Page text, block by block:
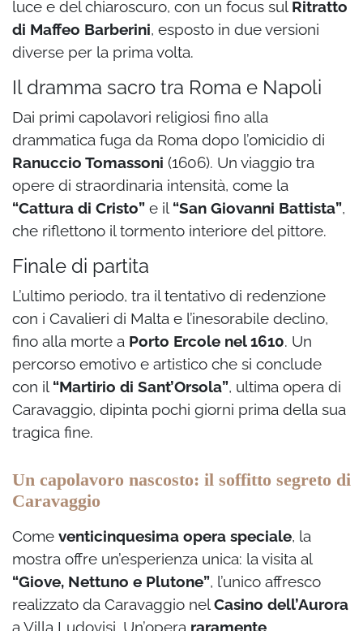
luce e del chiaroscuro, con un focus sul Ritratto
di Maffeo Barberini, esposto in due versioni
diverse per la prima volta.
Il dramma sacro tra Roma e Napoli
Dai primi capolavori religiosi fino alla
drammatica fuga da Roma dopo l’omicidio di
Ranuccio Tomassoni (1606). Un viaggio tra
opere di straordinaria intensità, come la
“Cattura di Cristo” e il “San Giovanni Battista”,
che riflettono il tormento interiore del pittore.
Finale di partita
L’ultimo periodo, tra il tentativo di redenzione
con i Cavalieri di Malta e l’inesorabile declino,
fino alla morte a Porto Ercole nel 1610. Un
percorso emotivo e artistico che si conclude
con il “Martirio di Sant’Orsola”, ultima opera di
Caravaggio, dipinta pochi giorni prima della sua
tragica fine.
Un capolavoro nascosto: il soffitto segreto di
Caravaggio
Come venticinquesima opera speciale, la
mostra offre un’esperienza unica: la visita al
“Giove, Nettuno e Plutone”, l’unico affresco
realizzato da Caravaggio nelCasino dell’Aurora
a Villa Ludovisi. Un’opera raramente